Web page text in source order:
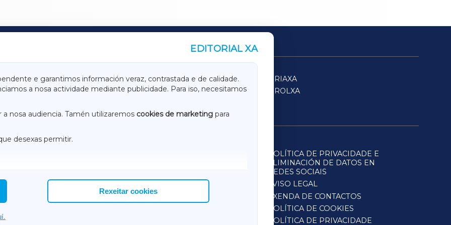
EDITORIAL XA
e garantimos información veraz, contrastada e de calidade.
a nosa actividade mediante publicidade. Para iso, necesitamos
nosa audiencia. Tamén utilizaremos cookies de marketing para
desexas permitir.
Rexeitar cookies
TERRACHAXA
SARRIAXA
ACORUÑAXA FERROLXA
POLÍTICA DE PRIVACIDADE E
ELIMINACIÓN DE DATOS EN
REDES SOCIAIS
AVISO LEGAL
AXENDA DE CONTACTOS
POLÍTICA DE COOKIES
POLÍTICA DE PRIVACIDADE